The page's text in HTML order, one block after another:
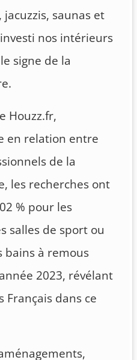
jacuzzis, saunas et
nos intérieurs
signe de la
Houzz.fr,
en relation entre
de la
les recherches ont
% pour les
salles de sport ou
bains à remous
2023, révélant
dans ce